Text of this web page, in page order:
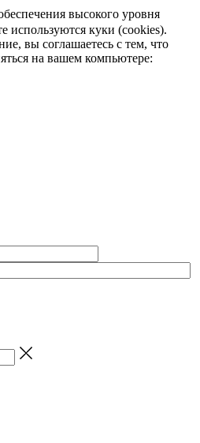
высокого уровня
используются куки (cookies).
вы соглашаетесь с тем, что
на вашем компьютере: